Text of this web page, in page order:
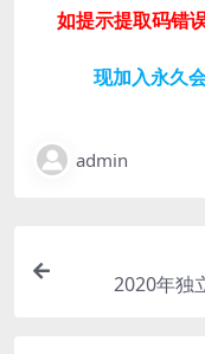
如提示提取码错
现加入永久
admin
2020年独